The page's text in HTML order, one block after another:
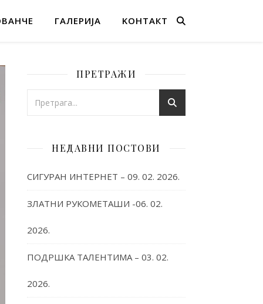
ГАЛЕРИЈА KОНТАКТ
ПРЕТРАЖИ
НЕДАВНИ ПОСТОВИ
СИГУРАН ИНТЕРНЕТ – 09. 02. 2026.
ЗЛАТНИ РУКОМЕТАШИ -06. 02.
2026.
ПОДРШКА ТАЛЕНТИМА – 03. 02.
2026.